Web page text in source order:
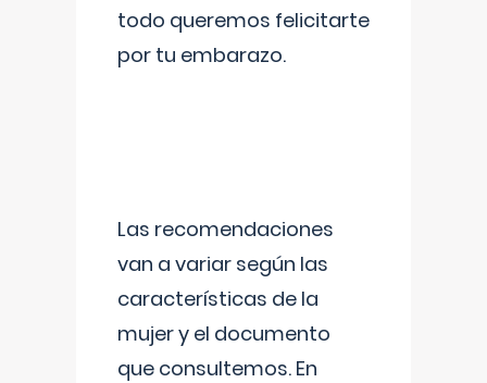
todo queremos felicitarte
por tu embarazo.
Las recomendaciones
van a variar según las
características de la
mujer y el documento
que consultemos. En